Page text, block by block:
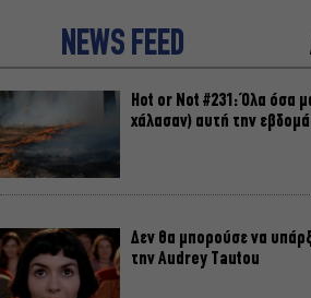
NEWS FEED
Hot or Not #231: Όλα όσα
χάλασαν) αυτή την
Δεν θα μπορούσε να
την Audrey Tautou